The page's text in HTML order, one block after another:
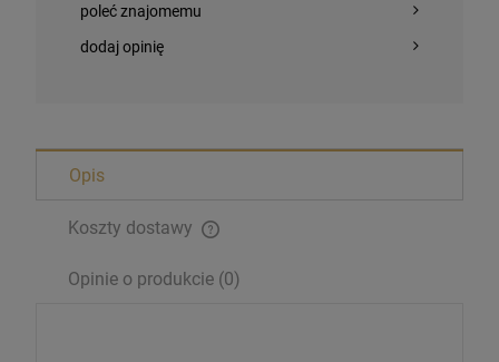
26,00 zł
poleć znajomemu
dodaj opinię
Opis
Koszty dostawy
Opinie o produkcie (0)